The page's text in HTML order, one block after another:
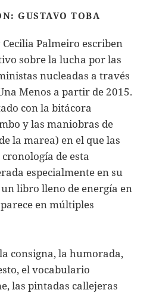
GUSTAVO TOBA
Palmeiro escriben
sobre la lucha por las
nucleadas a través
Menos a partir de 2015.
con la bitácora
y las maniobras de
la marea) en el que las
de esta
especialmente en su
libro lleno de energía en
en múltiples
consigna, la humorada,
el vocabulario
las pintadas callejeras